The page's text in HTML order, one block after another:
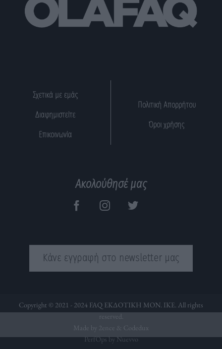
Σχετικά με εμάς
Διαφημιστείτε
Επικοινωνία
Πολιτική Απορρήτου
Όροι χρήσης
Ακολούθησέ μας
Κάνε εγγραφή στο newsletter μας
Copyright © 2021 - 2024 FAQ ΕΚΔΟΤΙΚΗ ΜΟΝ. ΙΚΕ. All rights
reserved.
Made by 2ence & Codedux
PerfOps by Nuevvo